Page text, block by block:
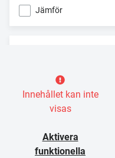
Jämför
Innehållet kan inte
visas
Aktivera
funktionella